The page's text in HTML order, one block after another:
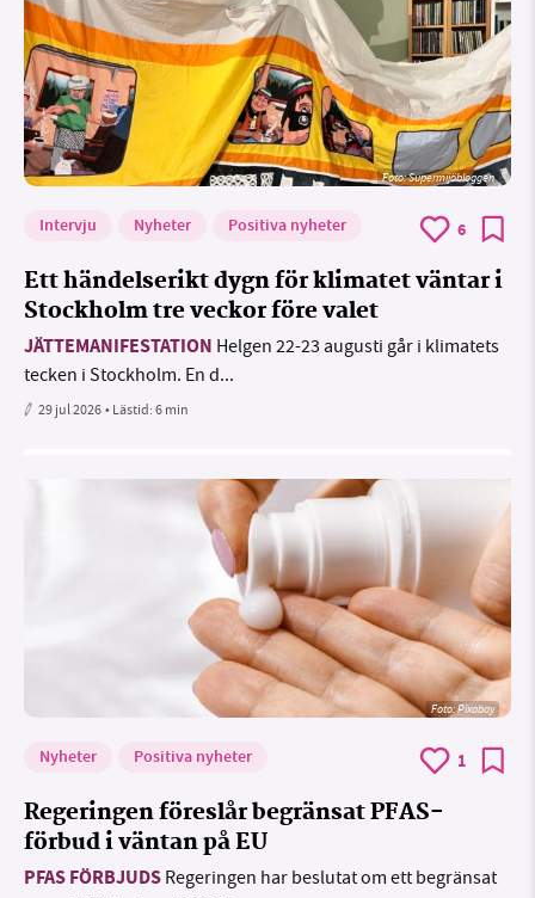
Foto: Supermijöbloggen
Intervju Nyheter Positiva nyheter 6
Ett händelserikt dygn för klimatet väntar i
Stockholm tre veckor före valet
JÄTTEMANIFESTATION Helgen 22-23 augusti går i klimatets
tecken i Stockholm. En d...
29 jul 2026• Lästid:6 min
Foto:Pixabay
Nyheter Positiva nyheter 1
Regeringen föreslår begränsat PFAS-
förbud i väntan på EU
PFAS FÖRBJUDS Regeringen har beslutat om ett begränsat